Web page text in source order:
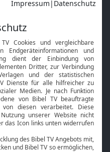
Mobile App
Smart TV
HbbTV
Bibelthek Online-Bibel
Nächster Gottesdienst
Service
Kontakt